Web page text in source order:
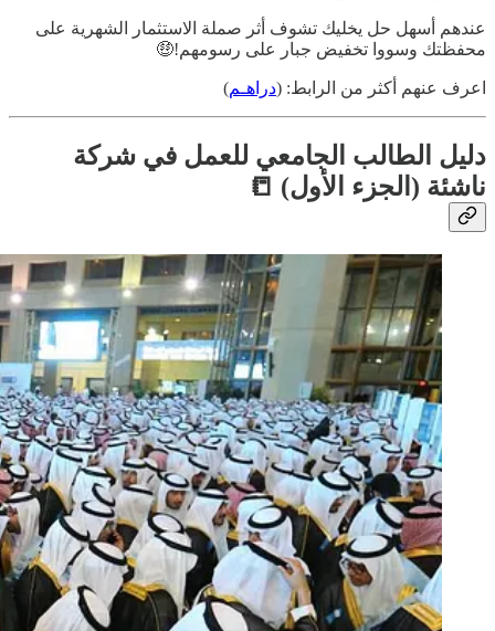
عندهم أسهل حل يخليك تشوف أثر صملة الاستثمار الشهرية على
محفظتك وسووا تخفيض جبار على رسومهم!🤑
اعرف عنهم أكثر من الرابط: (دراهـم)
دليل الطالب الجامعي للعمل في شركة
ناشئة (الجزء الأول) 📒